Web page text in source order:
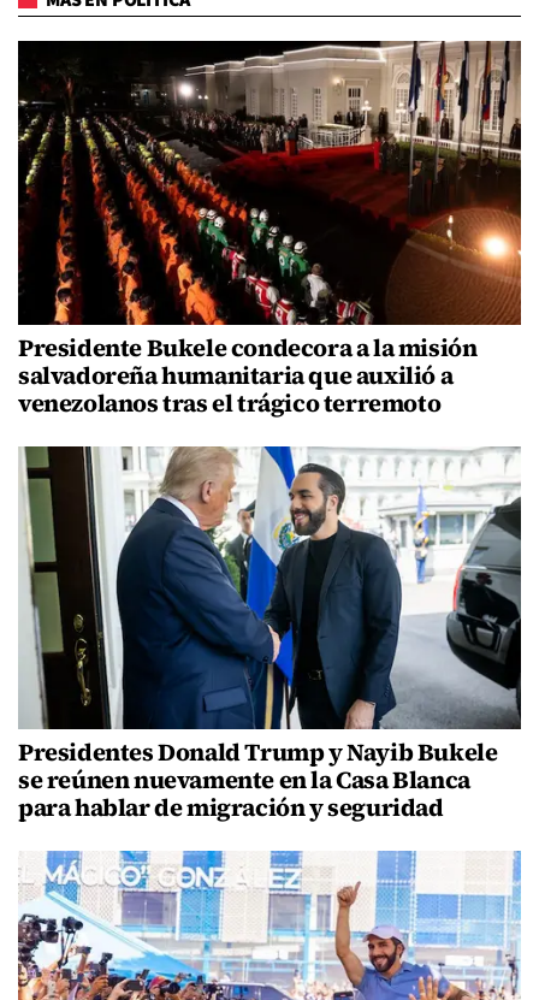
Presidente Bukele condecora a la misión
salvadoreña humanitaria que auxilió a
venezolanos tras el trágico terremoto
Presidentes Donald Trump y Nayib Bukele
se reúnen nuevamente en la Casa Blanca
para hablar de migración y seguridad